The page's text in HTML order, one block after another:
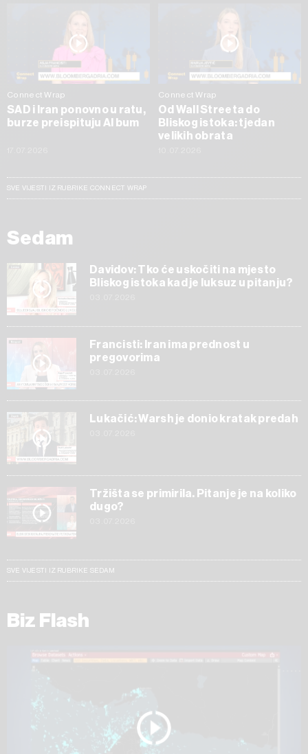
Connect Wrap
SAD i Iran ponovno u ratu,
burze preispituju AI bum
Connect Wrap
Od Wall Streeta do
Bliskog istoka: tjedan
velikih obrata
SVE VIJESTI IZ RUBRIKE CONNECT WRAP
Sedam
Davidov: Tko će uskočiti na mjesto
Bliskog istoka kad je luksuz u pitanju?
Francisti: Iran ima prednost u
pregovorima
Lukačić: Warsh je donio kratak predah
Tržišta se primirila. Pitanje je na koliko
dugo?
SVE VIJESTI IZ RUBRIKE SEDAM
Biz Flash